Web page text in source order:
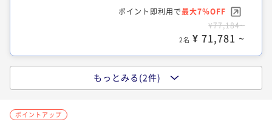
¥64,320~
¥ 59,817 ~
ポイント即利用で最大7％OFF
¥77,184~
2名 ¥ 71,781 ~
【源泉かけ流し温泉付き】洋室 スタンダ
もっとみる(2件)
ポイントアップ